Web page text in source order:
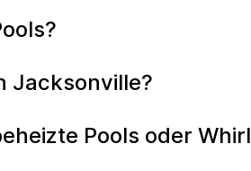
Jacksonville?
Pools oder